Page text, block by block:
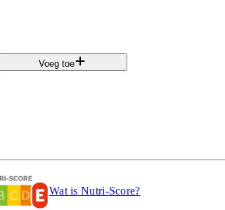
Voeg toe
Wat is Nutri-Score?